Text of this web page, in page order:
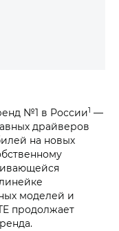
№1 в России1 —
драйверов
на новых
моделей и
продолжает